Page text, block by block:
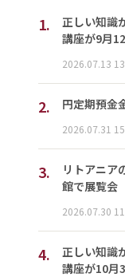
1.
正しい知識
講座が9月
2026.07.13
2. 円定期預金
2026.07.31
3.
リトアニ
館で展覧会
2026.07.30
4.
正しい知識
講座が10月